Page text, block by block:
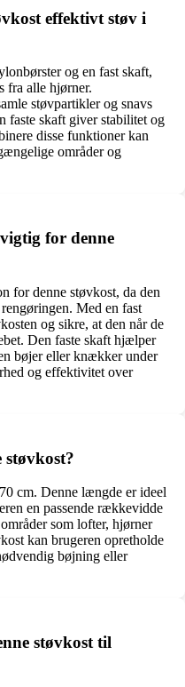
effektivt støv i
og en fast skaft,
fra alle hjørner.
støvpartikler og snavs
faste skaft giver stabilitet og
disse funktioner kan
områder og
for denne
for denne støvkost, da den
Med en fast
og sikre, at den når de
Den faste skaft hjælper
bøjer eller knækker under
og effektivitet over
cm. Denne længde er ideel
en passende rækkevidde
som lofter, hjørner
kan brugeren opretholde
bøjning eller
støvkost til